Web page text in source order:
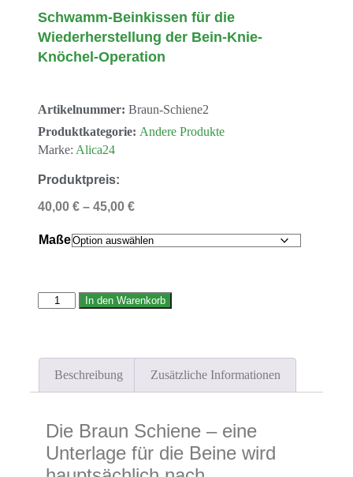
Schwamm-Beinkissen für die
Wiederherstellung der Bein-Knie-
Knöchel-Operation
Artikelnummer: Braun-Schiene2
Produktkategorie: Andere Produkte
Marke: Alica24
Produktpreis:
40,00 € – 45,00 €
Maße
In den Warenkorb
Beschreibung Zusätzliche Informationen
Die Braun Schiene – eine
Unterlage für die Beine wird